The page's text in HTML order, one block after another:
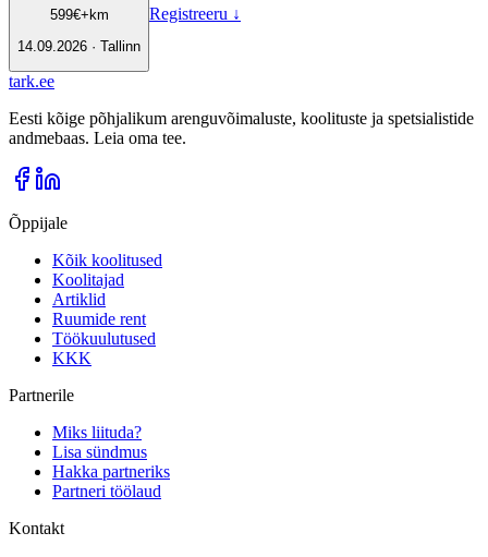
599€+km
14.09.2026 · Tallinn
Registreeru ↓
tark.ee
Eesti kõige põhjalikum arenguvõimaluste, koolituste ja spetsialistide
andmebaas. Leia oma tee.
Õppijale
Kõik koolitused
Koolitajad
Artiklid
Ruumide rent
Töökuulutused
KKK
Partnerile
Miks liituda?
Lisa sündmus
Hakka partneriks
Partneri töölaud
Kontakt